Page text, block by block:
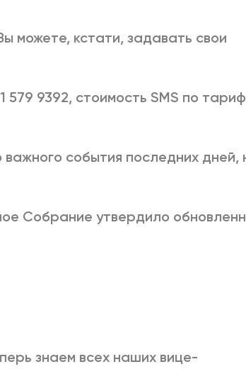
можете, кстати, задавать свои
579 9392, стоимость SMS по
события последних дней,
Собрание утвердило
знаем всех наших вице-